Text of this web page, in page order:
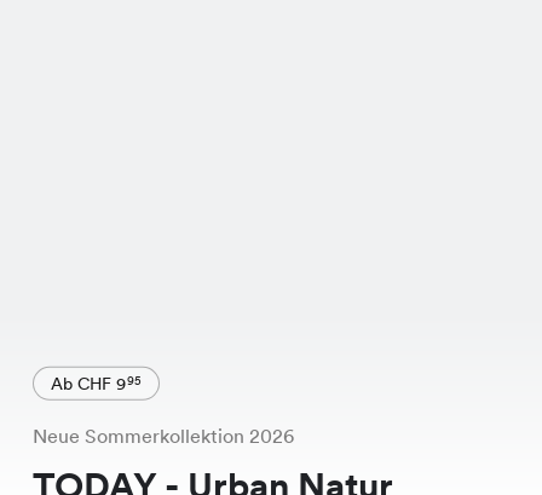
Ab CHF 995
Neue Sommerkollektion 2026
TODAY - Urban Natur